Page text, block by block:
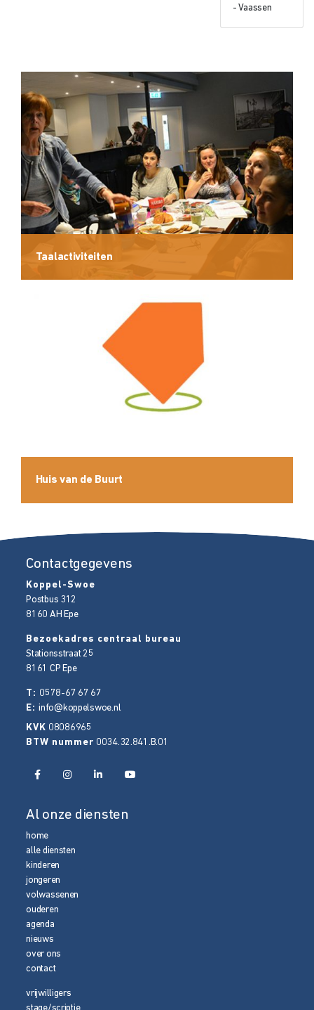
- Vaassen
Taalactiviteiten
Huis van de Buurt
Contactgegevens
Koppel-Swoe
Postbus 312
8160 AH Epe
Bezoekadres centraal bureau
Stationsstraat 25
8161 CP Epe
T: 0578-67 67 67
E:info@koppelswoe.nl
KVK 08086965
BTW nummer 0034.32.841.B.01
Al onze diensten
home
alle diensten
kinderen
jongeren
volwassenen
ouderen
agenda
nieuws
over ons
contact
vrijwilligers